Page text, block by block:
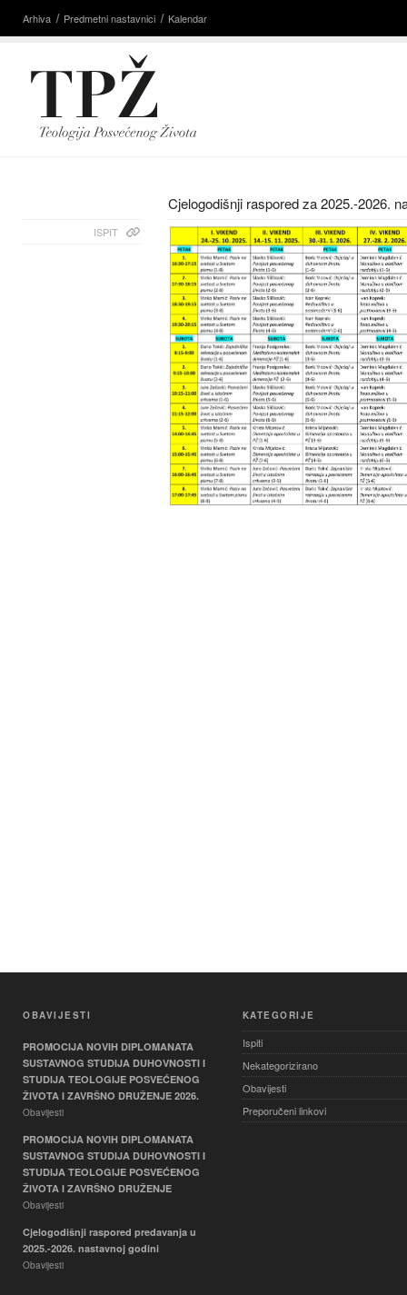
Arhiva Predmetni nastavnici Kalendar
Cjelogodišnji raspored za 2025.-2026.
ISPIT
OBAVIJESTI
PROMOCIJA NOVIH DIPLOMANATA
SUSTAVNOG STUDIJA DUHOVNOSTI I
STUDIJA TEOLOGIJE POSVEĆENOG
ŽIVOTA I ZAVRŠNO DRUŽENJE 2026.
Obavijesti
PROMOCIJA NOVIH DIPLOMANATA
SUSTAVNOG STUDIJA DUHOVNOSTI I
STUDIJA TEOLOGIJE POSVEĆENOG
ŽIVOTA I ZAVRŠNO DRUŽENJE
Obavijesti
Cjelogodišnji raspored predavanja u
2025.-2026. nastavnoj godini
Obavijesti
KATEGORIJE
Ispiti
Nekategorizirano
Obavijesti
Preporučeni linkovi